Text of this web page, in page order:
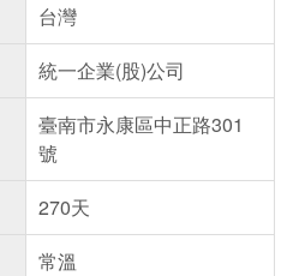
台灣
統一企業(股)公司
臺南市永康區中正路301
號
270天
常溫